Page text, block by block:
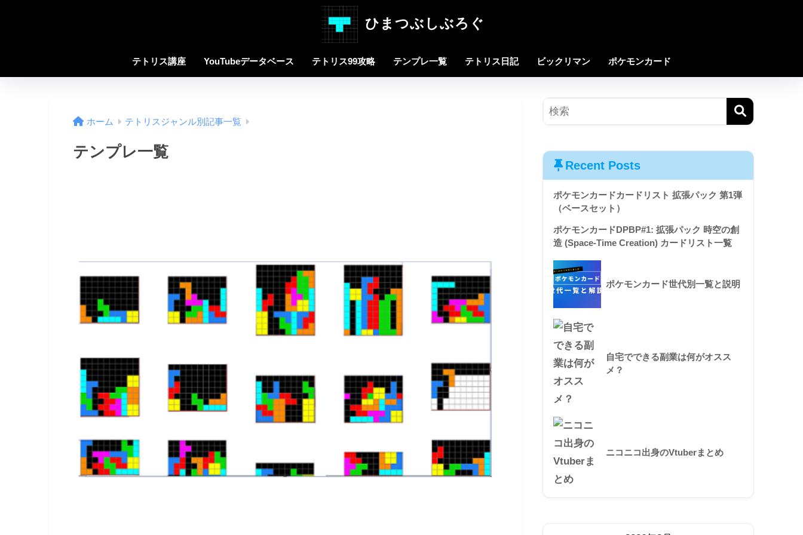
ひまつぶしぶろぐ
テトリス講座 YouTubeデータベース テトリス99攻略 テンプレ一覧 テトリス日記 ビックリマン ポケモンカード
ホーム テトリスジャンル別記事一覧
テンプレ一覧
Recent Posts
ポケモンカードカードリスト 拡張パック 第1弾
（ベースセット）
ポケモンカードDPBP#1: 拡張パック 時空の創
造 (Space-Time Creation) カードリスト一覧
ポケモンカード世代別一覧と説明
自宅でできる副業は何がオスス
メ？
ニコニコ出身のVtuberまとめ